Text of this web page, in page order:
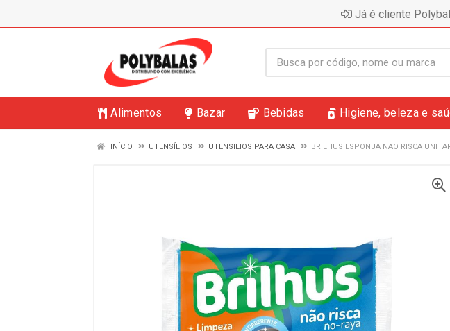
Já é cliente
Alimentos Bazar Bebidas Higiene, beleza e
INÍCIO UTENSÍLIOS UTENSILIOS PARA CASA BRILHUS ESPONJA NAO RISCA